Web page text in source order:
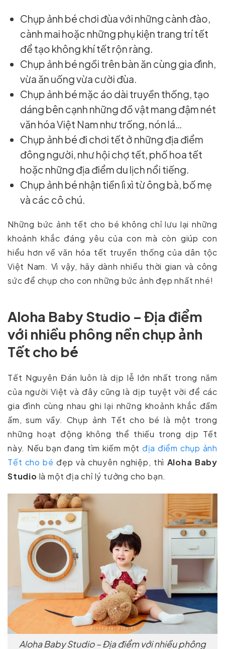
Chụp ảnh bé chơi đùa với những cành đào,
cành mai hoặc những phụ kiện trang trí tết
để tạo không khí tết rộn ràng.
Chụp ảnh bé ngồi trên bàn ăn cùng gia đình,
vừa ăn uống vừa cười đùa.
Chụp ảnh bé mặc áo dài truyền thống, tạo
dáng bên cạnh những đồ vật mang đậm nét
văn hóa Việt Nam như trống, nón lá…
Chụp ảnh bé đi chơi tết ở những địa điểm
đông người, như hội chợ tết, phố hoa tết
hoặc những địa điểm du lịch nổi tiếng.
Chụp ảnh bé nhận tiền lì xì từ ông bà, bố mẹ
và các cô chú.
Những bức ảnh tết cho bé không chỉ lưu lại những
khoảnh khắc đáng yêu của con mà còn giúp con
hiểu hơn về văn hóa tết truyền thống của dân tộc
Việt Nam. Vì vậy, hãy dành nhiều thời gian và công
sức để chụp cho con những bức ảnh đẹp nhất nhé!
Aloha Baby Studio – Địa điểm
với nhiều phông nền chụp ảnh
Tết cho bé
Tết Nguyên Đán luôn là dịp lễ lớn nhất trong năm
của người Việt và đây cũng là dịp tuyệt vời để các
gia đình cùng nhau ghi lại những khoảnh khắc đầm
ấm, sum vầy. Chụp ảnh Tết cho bé là một trong
những hoạt động không thể thiếu trong dịp Tết
này. Nếu bạn đang tìm kiếm một địa điểm chụp ảnh
Tết cho bé đẹp và chuyên nghiệp, thì Aloha Baby
Studio là một địa chỉ lý tưởng cho bạn.
Aloha Baby Studio – Địa điểm với nhiều phông